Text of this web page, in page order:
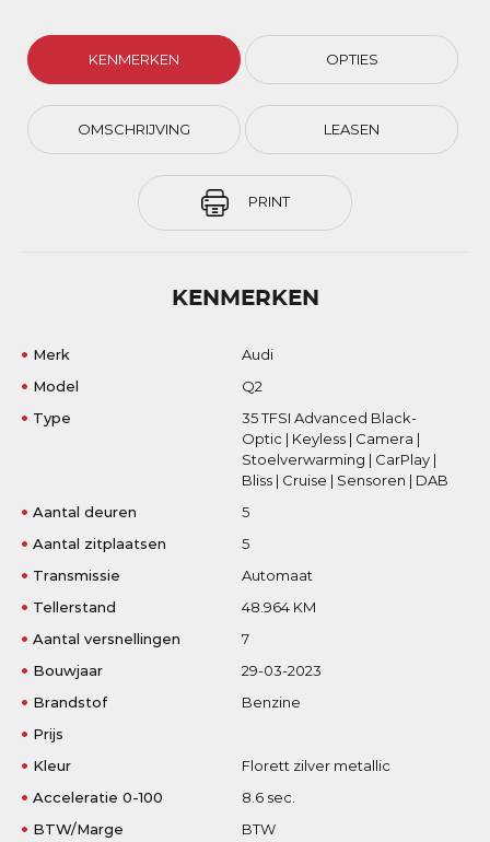
KENMERKEN OPTIES
OMSCHRIJVING LEASEN
PRINT
KENMERKEN
Merk
Audi
Model
Q2
Type
35 TFSI Advanced Black-
Optic | Keyless | Camera |
Stoelverwarming | CarPlay |
Bliss | Cruise | Sensoren | DAB
Aantal deuren
5
Aantal zitplaatsen
5
Transmissie
Automaat
Tellerstand
48.964 KM
Aantal versnellingen
7
Bouwjaar
29-03-2023
Brandstof
Benzine
Prijs
Kleur
Florett zilver metallic
Acceleratie 0-100
8.6 sec.
BTW/Marge
BTW